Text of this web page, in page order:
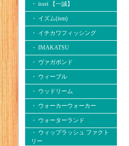
・ issei 【一誠】
・ イズム(ism)
・ イチカワフィッシング
・ IMAKATSU
・ ヴァガボンド
・ ウィーブル
・ ウッドリーム
・ ウォーカーウォーカー
・ ウォーターランド
・ ウィップラッシュ ファクト
リー